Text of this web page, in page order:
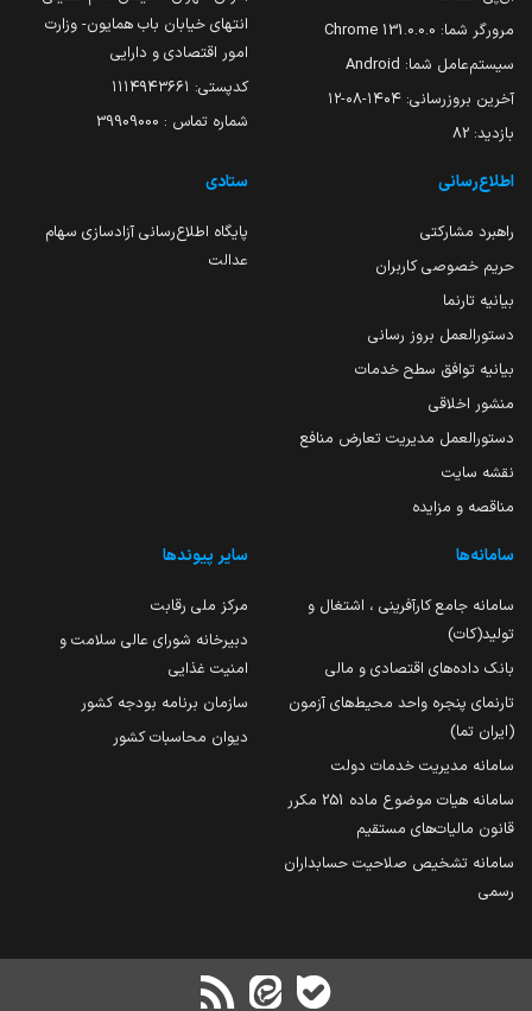
مرورگر شما: 131.0.0.0 Chrome
سیستم‌عامل شما: Android
آخرین بروزرسانی: ۱۴۰۴-۰۸-۱۲
بازدید: 82
انتهای خیابان باب همایون- وزارت
امور اقتصادی و دارایی
کدپستی: ۱۱۱۴۹۴۳۶۶۱
شماره تماس : 39909000
اطلاع‌رسانی
راهبرد مشارکتی
حریم خصوصی کاربران
بیانیه تارنما
دستورالعمل بروز رسانی
بیانیه توافق سطح خدمات
منشور اخلاقی
دستورالعمل مدیریت تعارض منافع
نقشه سایت
مناقصه و مزایده
ستادی
پایگاه اطلاع‌رسانی آزادسازی سهام
عدالت
سامانه‌ها
سامانه جامع کارآفرینی ، اشتغال و
تولید(کات)
بانک داده‌های اقتصادی و مالی
تارنمای پنجره واحد محیط‌های آزمون
(ایران تما)
سامانه مدیریت خدمات دولت
سامانه هیات موضوع ماده 251 مکرر
قانون مالیات‌های مستقیم
سامانه تشخیص صلاحیت حسابداران
رسمی
سایر پیوندها
مرکز ملی رقابت
دبیرخانه شورای عالی سلامت و
امنیت غذایی
سازمان برنامه بودجه کشور
دیوان محاسبات کشور